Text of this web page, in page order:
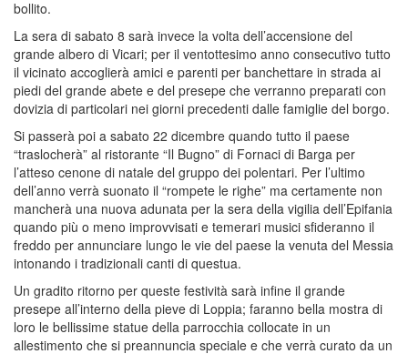
bollito.
La sera di sabato 8 sarà invece la volta dell’accensione del
grande albero di Vicari; per il ventottesimo anno consecutivo tutto
il vicinato accoglierà amici e parenti per banchettare in strada ai
piedi del grande abete e del presepe che verranno preparati con
dovizia di particolari nei giorni precedenti dalle famiglie del borgo.
Si passerà poi a sabato 22 dicembre quando tutto il paese
“traslocherà” al ristorante “Il Bugno” di Fornaci di Barga per
l’atteso cenone di natale del gruppo dei polentari. Per l’ultimo
dell’anno verrà suonato il “rompete le righe” ma certamente non
mancherà una nuova adunata per la sera della vigilia dell’Epifania
quando più o meno improvvisati e temerari musici sfideranno il
freddo per annunciare lungo le vie del paese la venuta del Messia
intonando i tradizionali canti di questua.
Un gradito ritorno per queste festività sarà infine il grande
presepe all’interno della pieve di Loppia; faranno bella mostra di
loro le bellissime statue della parrocchia collocate in un
allestimento che si preannuncia speciale e che verrà curato da un